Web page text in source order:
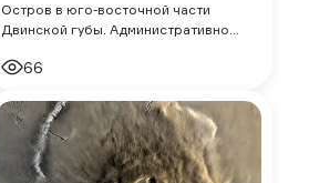
Остров в юго-восточной части
Двинской губы. Административно
Приморского района Архангельской
66